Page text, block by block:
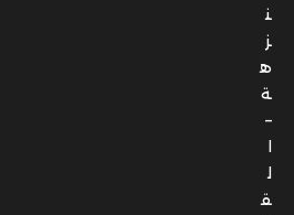
ن
ز
ه
ة
–
ا
ل
ق